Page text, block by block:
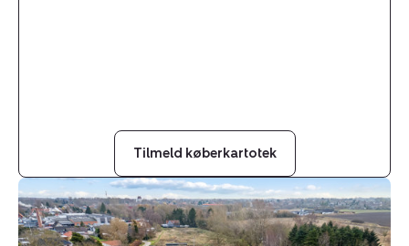
Tilmeld køberkartotek
Helårsgrund:
Bækvej
9,